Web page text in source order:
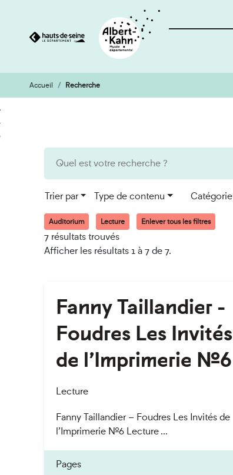
Aller
au
contenu
Aller
à
la
Accueil Recherche
Trier par Type de contenu Catégorie
Auditorium Lecture Enlever tous les filtres
7 résultats trouvés
Afficher les résultats 1 à 7 de 7.
Fanny Taillandier -
Foudres Les Invités
de l’Imprimerie n°6
Lecture
Fanny Taillandier – Foudres Les Invités de
l’Imprimerie n°6 Lecture ...
Pages